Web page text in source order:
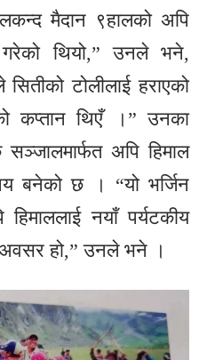
मैदान ९हालको अपि
गरेको थियो,” उनले भने,
टोलीलाई हराएको
कप्तान थिएँ ।” उनका
अपि हिमाल
बनेको छ । “यो भर्जिन
नयाँ पर्यटकीय
अवसर हो,” उनले भने ।